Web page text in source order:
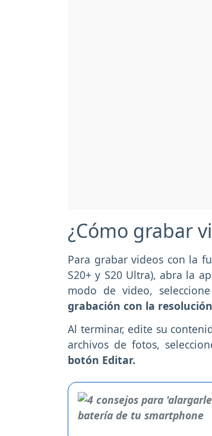
¿Cómo grabar
Para grabar videos con la
S20+ y S20 Ultra), abra la
modo de video,
grabación con la
Al terminar, edite su
archivos de fotos,
botón Editar.